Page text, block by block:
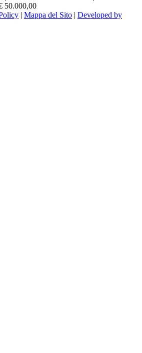
50.000,00
| Mappa del Sito | Developed by